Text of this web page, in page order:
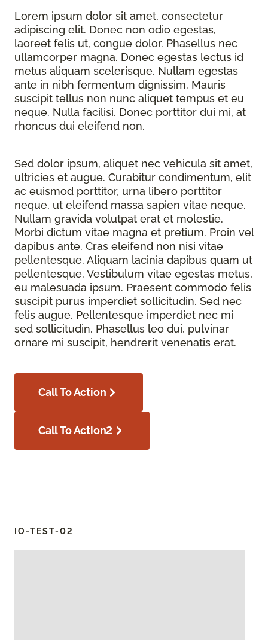
Lorem ipsum dolor sit amet, consectetur
adipiscing elit. Donec non odio egestas,
laoreet felis ut, congue dolor. Phasellus nec
ullamcorper magna. Donec egestas lectus id
metus aliquam scelerisque. Nullam egestas
ante in nibh fermentum dignissim. Mauris
suscipit tellus non nunc aliquet tempus et eu
neque. Nulla facilisi. Donec porttitor dui mi, at
rhoncus dui eleifend non.
Sed dolor ipsum, aliquet nec vehicula sit amet,
ultricies et augue. Curabitur condimentum, elit
ac euismod porttitor, urna libero porttitor
neque, ut eleifend massa sapien vitae neque.
Nullam gravida volutpat erat et molestie.
Morbi dictum vitae magna et pretium. Proin vel
dapibus ante. Cras eleifend non nisi vitae
pellentesque. Aliquam lacinia dapibus quam ut
pellentesque. Vestibulum vitae egestas metus,
eu malesuada ipsum. Praesent commodo felis
suscipit purus imperdiet sollicitudin. Sed nec
felis augue. Pellentesque imperdiet nec mi
sed sollicitudin. Phasellus leo dui, pulvinar
ornare mi suscipit, hendrerit venenatis erat.
Call To Action
Call To Action2
IO-TEST-02